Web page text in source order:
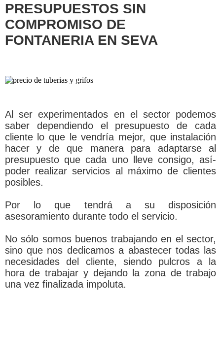
PRESUPUESTOS SIN
COMPROMISO DE
FONTANERIA EN SEVA
Al ser experimentados en el sector podemos
saber dependiendo el presupuesto de cada
cliente lo que le vendrí­a mejor, que instalación
hacer y de que manera para adaptarse al
presupuesto que cada uno lleve consigo, así­
poder realizar servicios al máximo de clientes
posibles.
Por lo que tendrá a su disposición
asesoramiento durante todo el servicio.
No sólo somos buenos trabajando en el sector,
sino que nos dedicamos a abastecer todas las
necesidades del cliente, siendo pulcros a la
hora de trabajar y dejando la zona de trabajo
una vez finalizada impoluta.